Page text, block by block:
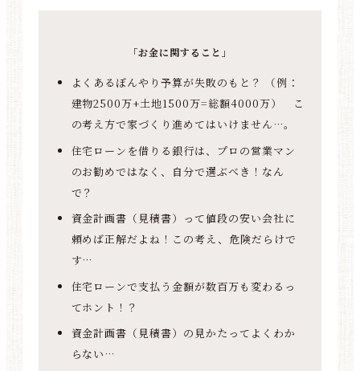
「お金に関すること」
よくあるぼんやり予算が失敗のもと？ （例：
建物2500万+土地1500万=総額4000万） こ
の考え方で家づくり進めてはいけません…。
住宅ローンを借りる銀行は、プロの営業マン
のお勧めではなく、自分で選ぶべき！なん
で？
資金計画書（見積書）って値段の安い会社に
頼めば正解だよね！この考え、危険だらけで
す…
住宅ローンで支払う金額が数百万も変わるっ
てホント！？
資金計画書（見積書）の見かたってよくわか
らない…